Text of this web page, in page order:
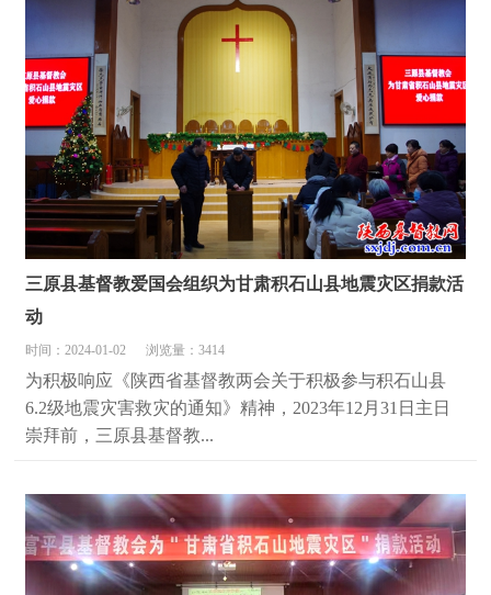
三原县基督教爱国会组织为甘肃积石山县地震灾区捐款活
动
时间：2024-01-02 浏览量：3414
为积极响应《陕西省基督教两会关于积极参与积石山县
6.2级地震灾害救灾的通知》精神，2023年12月31日主日
崇拜前，三原县基督教...